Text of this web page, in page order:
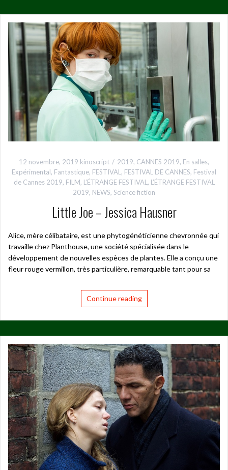
12 novembre, 2019 kinoscript 2019, CANNES 2019, En salles,
Expérimental, Fantastique, FESTIVAL, FESTIVAL DE CANNES, Festival
de Cannes 2019, FILM, L’ÉTRANGE FESTIVAL, L’ÉTRANGE FESTIVAL
2019, NEWS, Science fiction
Little Joe – Jessica Hausner
Alice, mère célibataire, est une phytogénéticienne chevronnée qui
travaille chez Planthouse, une société spécialisée dans le
développement de nouvelles espèces de plantes. Elle a conçu une
fleur rouge vermillon, très particulière, remarquable tant pour sa
Continue reading